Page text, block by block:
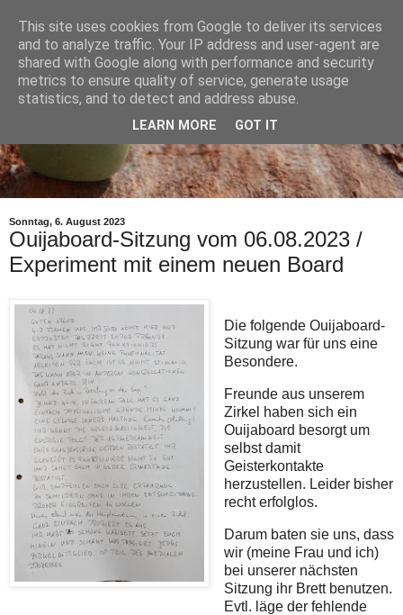
Sonntag, 6. August 2023
Ouijaboard-Sitzung vom 06.08.2023 /
Experiment mit einem neuen Board
Die folgende Ouijaboard-
Sitzung war für uns eine
Besondere.
Freunde aus unserem
Zirkel haben sich ein
Ouijaboard besorgt um
selbst damit
Geisterkontakte
herzustellen. Leider bisher
recht erfolglos.
Darum baten sie uns, dass
wir (meine Frau und ich)
bei unserer nächsten
Sitzung ihr Brett benutzen.
Evtl. läge der fehlende
This site uses cookies from Google to deliver its services
and to analyze traffic. Your IP address and user-agent are
shared with Google along with performance and security
metrics to ensure quality of service, generate usage
statistics, and to detect and address abuse.
LEARN MORE GOT IT